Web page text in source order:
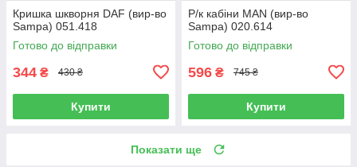
Кришка шкворня DAF (вир-во
Sampa) 051.418
Готово до відправки
344 ₴ 430 ₴
Купити
Р/к кабіни MAN (вир-во
Sampa) 020.614
Готово до відправки
596 ₴ 745 ₴
Купити
Показати ще